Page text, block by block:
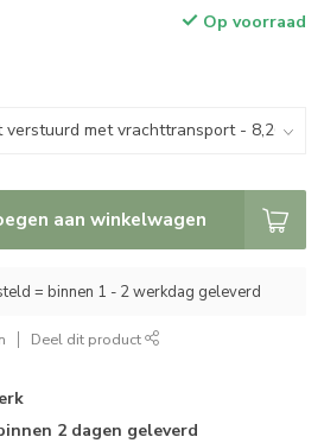
Op voorraad
aan winkelwagen
= binnen 1 - 2 werkdag geleverd
Deel dit product
2 dagen geleverd